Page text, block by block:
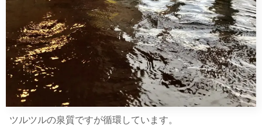
ツルツルの泉質ですが循環しています。